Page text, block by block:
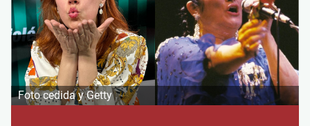
Foto cedida y Getty